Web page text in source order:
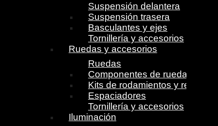
Suspensión delantera
Suspensión trasera
Basculantes y ejes
Tornillería y accesorios
Ruedas y accesorios
Ruedas
Componentes de ruedas
Kits de rodamientos y retenes
Espaciadores
Tornillería y accesorios
Iluminación